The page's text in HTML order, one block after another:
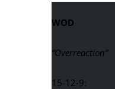
WOD
“Overreaction”
15-12-9: